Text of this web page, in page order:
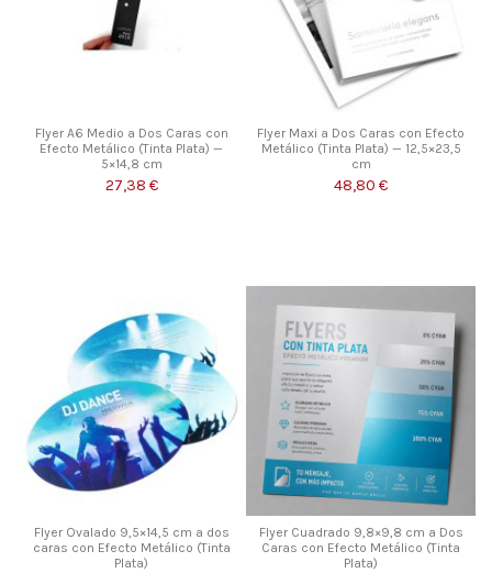
Flyer A6 Medio a Dos Caras con
Efecto Metálico (Tinta Plata) —
5×14,8 cm
27,38 €
Flyer Maxi a Dos Caras con Efecto
Metálico (Tinta Plata) — 12,5×23,5
cm
48,80 €
Flyer Ovalado 9,5×14,5 cm a dos
caras con Efecto Metálico (Tinta
Plata)
Flyer Cuadrado 9,8×9,8 cm a Dos
Caras con Efecto Metálico (Tinta
Plata)